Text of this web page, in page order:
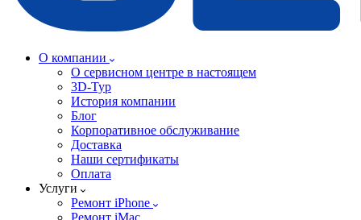
О компании
О сервисном центре в настоящем
3D-Тур
История компании
Блог
Корпоративное обслуживание
Доставка
Наши сертификаты
Оплата
Услуги
Ремонт iPhone
Ремонт iMac